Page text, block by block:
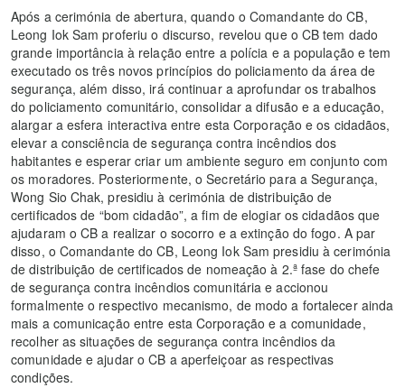
Após a cerimónia de abertura, quando o Comandante do CB,
Leong Iok Sam proferiu o discurso, revelou que o CB tem dado
grande importância à relação entre a polícia e a população e tem
executado os três novos princípios do policiamento da área de
segurança, além disso, irá continuar a aprofundar os trabalhos
do policiamento comunitário, consolidar a difusão e a educação,
alargar a esfera interactiva entre esta Corporação e os cidadãos,
elevar a consciência de segurança contra incêndios dos
habitantes e esperar criar um ambiente seguro em conjunto com
os moradores. Posteriormente, o Secretário para a Segurança,
Wong Sio Chak, presidiu à cerimónia de distribuição de
certificados de “bom cidadão”, a fim de elogiar os cidadãos que
ajudaram o CB a realizar o socorro e a extinção do fogo. A par
disso, o Comandante do CB, Leong Iok Sam presidiu à cerimónia
de distribuição de certificados de nomeação à 2.ª fase do chefe
de segurança contra incêndios comunitária e accionou
formalmente o respectivo mecanismo, de modo a fortalecer ainda
mais a comunicação entre esta Corporação e a comunidade,
recolher as situações de segurança contra incêndios da
comunidade e ajudar o CB a aperfeiçoar as respectivas
condições.